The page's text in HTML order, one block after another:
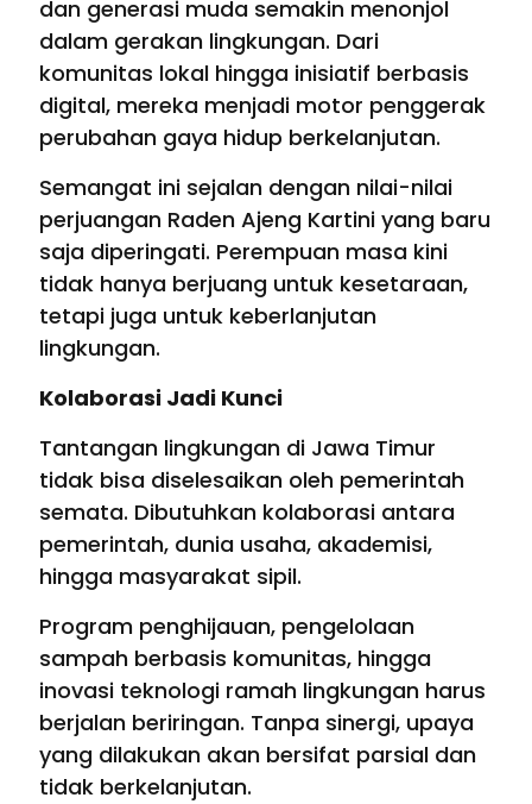
dan generasi muda semakin menonjol
dalam gerakan lingkungan. Dari
komunitas lokal hingga inisiatif berbasis
digital, mereka menjadi motor penggerak
perubahan gaya hidup berkelanjutan.
Semangat ini sejalan dengan nilai-nilai
perjuangan Raden Ajeng Kartini yang baru
saja diperingati. Perempuan masa kini
tidak hanya berjuang untuk kesetaraan,
tetapi juga untuk keberlanjutan
lingkungan.
Kolaborasi Jadi Kunci
Tantangan lingkungan di Jawa Timur
tidak bisa diselesaikan oleh pemerintah
semata. Dibutuhkan kolaborasi antara
pemerintah, dunia usaha, akademisi,
hingga masyarakat sipil.
Program penghijauan, pengelolaan
sampah berbasis komunitas, hingga
inovasi teknologi ramah lingkungan harus
berjalan beriringan. Tanpa sinergi, upaya
yang dilakukan akan bersifat parsial dan
tidak berkelanjutan.